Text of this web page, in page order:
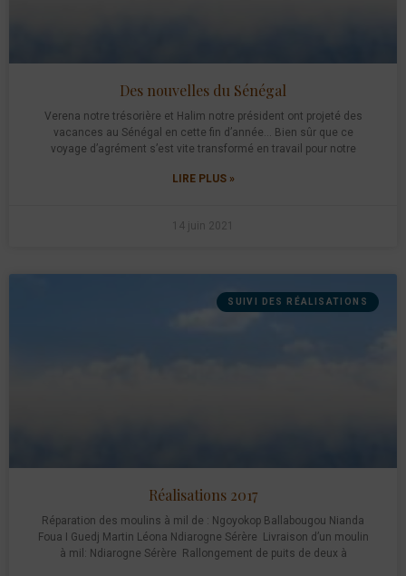
Des nouvelles du Sénégal
Verena notre trésorière et Halim notre président ont projeté des
vacances au Sénégal en cette fin d’année… Bien sûr que ce
voyage d’agrément s’est vite transformé en travail pour notre
LIRE PLUS »
14 juin 2021
SUIVI DES RÉALISATIONS
Réalisations 2017
Réparation des moulins à mil de : Ngoyokop Ballabougou Nianda
Foua I Guedj Martin Léona Ndiarogne Sérère Livraison d’un moulin
à mil: Ndiarogne Sérère Rallongement de puits de deux à